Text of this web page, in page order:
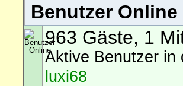
Benutzer Online
963 Gäste, 1
Aktive Benutzer in
luxi68